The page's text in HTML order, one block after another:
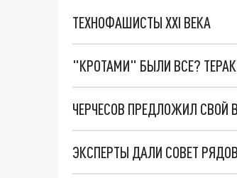
ТЕХНОФАШИСТЫ XXI ВЕКА
"КРОТАМИ" БЫЛИ ВСЕ?
ЧЕРЧЕСОВ ПРЕДЛОЖИЛ СВОЙ
ЭКСПЕРТЫ ДАЛИ СОВЕТ